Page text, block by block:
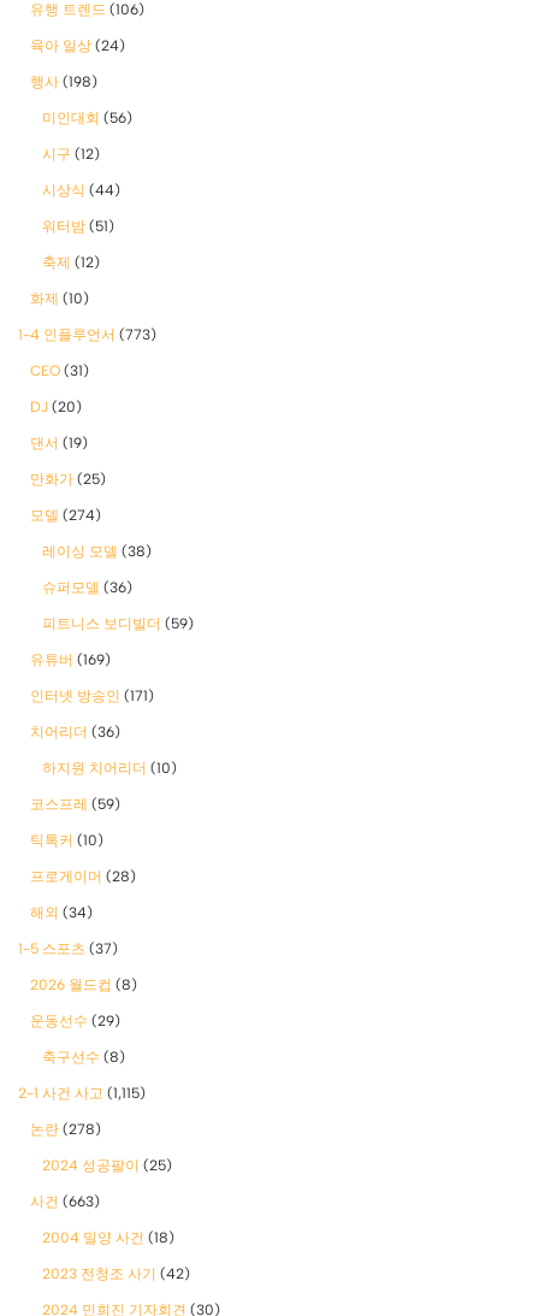
유행 트렌드 (106)
육아 일상 (24)
행사 (198)
미인대회 (56)
시구 (12)
시상식 (44)
워터밤 (51)
축제 (12)
화제 (10)
1-4 인플루언서 (773)
CEO (31)
DJ (20)
댄서 (19)
만화가 (25)
모델 (274)
레이싱 모델 (38)
슈퍼모델 (36)
피트니스 보디빌더 (59)
유튜버 (169)
인터넷 방송인 (171)
치어리더 (36)
하지원 치어리더 (10)
코스프레 (59)
틱톡커 (10)
프로게이머 (28)
해외 (34)
1-5 스포츠 (37)
2026 월드컵 (8)
운동선수 (29)
축구선수 (8)
2-1 사건 사고 (1,115)
논란 (278)
2024 성공팔이 (25)
사건 (663)
2004 밀양 사건 (18)
2023 전청조 사기 (42)
2024 민희진 기자회견 (30)